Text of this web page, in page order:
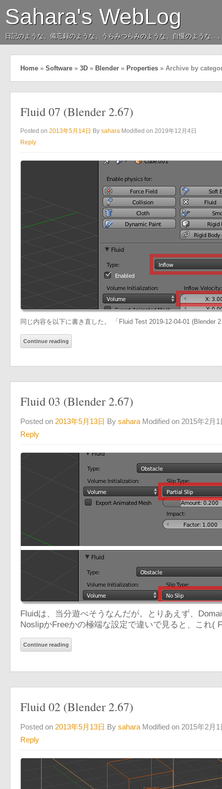
Sahara's WebLog
日記のような、備忘録のような、うらみつらみのような、自慢のような…
Home » Software » 3D » Blender » Properties » Archive by
Fluid 07 (Blender 2.67)
Posted on 2013年5月14日 By sahara Modified on 2019年12月4日
Reply
同じ内容を以下に書き直した。 「Fluid Test 2019-12-04-01
Continue reading
Fluid 03 (Blender 2.67)
Posted on 2013年5月13日 By sahara Modified on 2015年2月1
Reply
Fluidは、当分遊べそうなんだが。とりあえず、
NoslipかFreeかの極端な設定で違いで見ると、これ
Continue reading
Fluid 02 (Blender 2.67)
Posted on 2013年5月13日 By sahara Modified on 2015年2月1
Reply